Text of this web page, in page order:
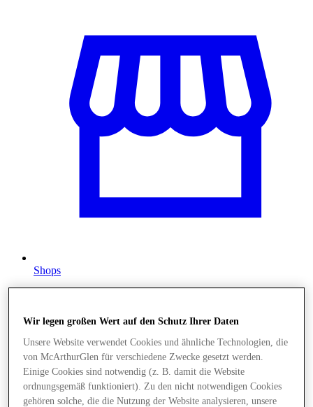
Shops
Wir legen großen Wert auf den Schutz Ihrer Daten
Unsere Website verwendet Cookies und ähnliche Technologien, die
von McArthurGlen für verschiedene Zwecke gesetzt werden.
Einige Cookies sind notwendig (z. B. damit die Website
ordnungsgemäß funktioniert). Zu den nicht notwendigen Cookies
gehören solche, die die Nutzung der Website analysieren, unsere